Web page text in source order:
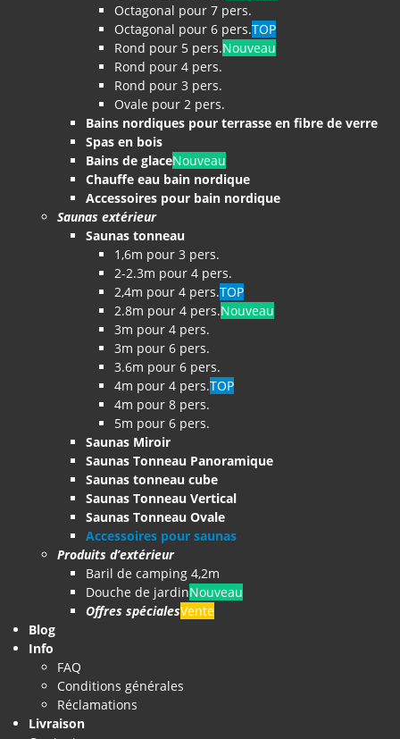
Octagonal pour 7 pers.
Octagonal pour 6 pers.TOP
Rond pour 5 pers.Nouveau
Rond pour 4 pers.
Rond pour 3 pers.
Ovale pour 2 pers.
Bains nordiques pour terrasse en fibre de verre
Spas en bois
Bains de glaceNouveau
Chauffe eau bain nordique
Accessoires pour bain nordique
Saunas extérieur
Saunas tonneau
1,6m pour 3 pers.
2-2.3m pour 4 pers.
2,4m pour 4 pers.TOP
2.8m pour 4 pers.Nouveau
3m pour 4 pers.
3m pour 6 pers.
3.6m pour 6 pers.
4m pour 4 pers.TOP
4m pour 8 pers.
5m pour 6 pers.
Saunas Miroir
Saunas Tonneau Panoramique
Saunas tonneau cube
Saunas Tonneau Vertical
Saunas Tonneau Ovale
Accessoires pour saunas
Produits d’extérieur
Baril de camping 4,2m
Douche de jardinNouveau
Offres spécialesVente
Blog
Info
FAQ
Conditions générales
Réclamations
Livraison